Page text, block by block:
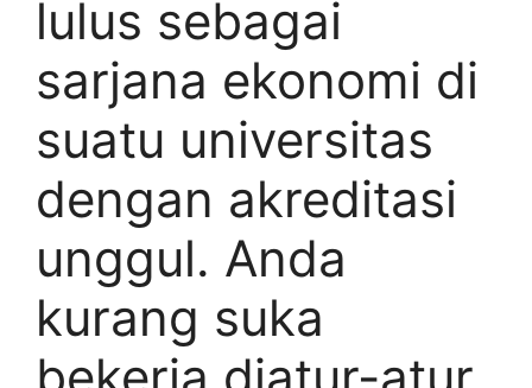
lulus sebagai
sarjana ekonomi di
suatu universitas
dengan akreditasi
unggul. Anda
kurang suka